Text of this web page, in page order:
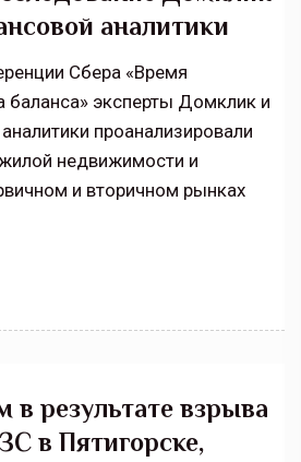
аналитики
Сбера «Время
баланса» эксперты Домклик и
проанализировали
недвижимости и
и вторичном рынках
результате взрыва
в Пятигорске,